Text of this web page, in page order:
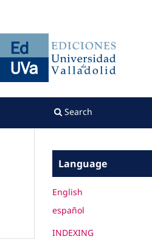
Search
Language
English
español
INDEXING